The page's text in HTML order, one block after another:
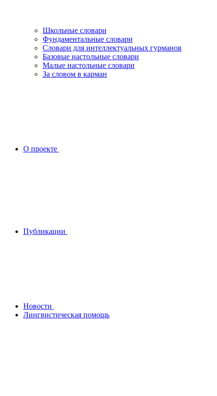
Школьные словари
Фундаментальные словари
Словари для интеллектуальных гурманов
Базовые настольные словари
Малые настольные словари
За словом в карман
О проекте
Публикации
Новости
Лингвистическая помощь